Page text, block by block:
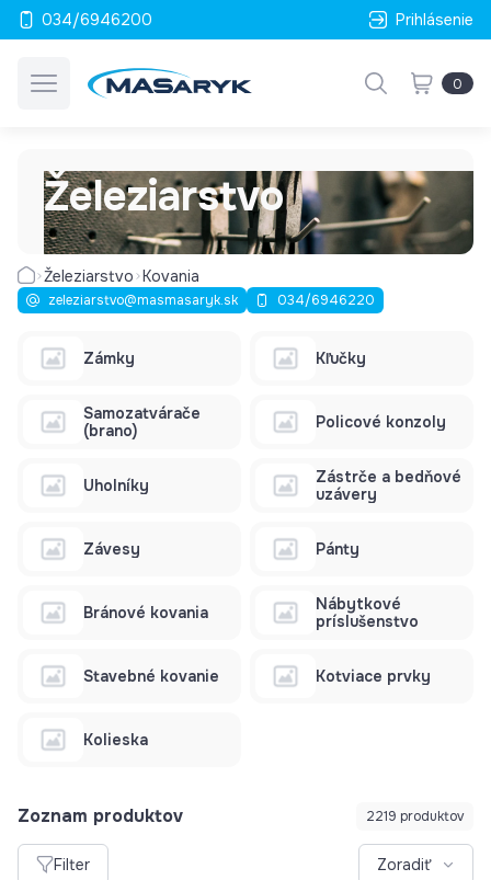
034/6946200 Prihlásenie
0
Železiarstvo
Železiarstvo Kovania
zeleziarstvo@masmasaryk.sk 034/6946220
Zámky Kľučky
Samozatvárače
(brano)
Policové konzoly
Uholníky
Zástrče a bedňové
uzávery
Závesy Pánty
Bránové kovania
Nábytkové
príslušenstvo
Stavebné kovanie Kotviace prvky
Kolieska
Zoznam produktov 2219 produktov
Filter Zoradiť